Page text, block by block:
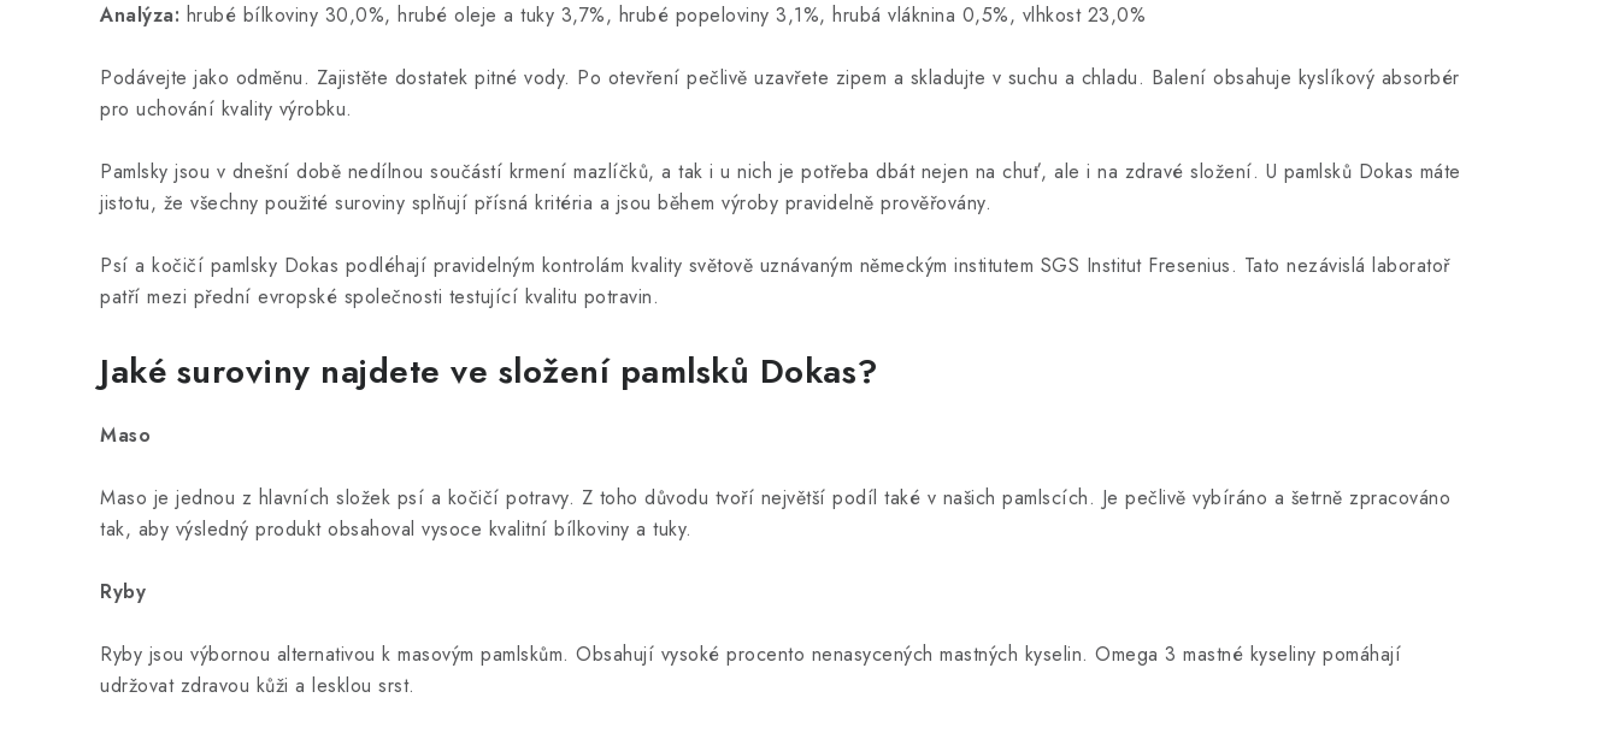
Analýza: hrubé bílkoviny 30,0%, hrubé oleje a tuky 3,7%, hrubé popeloviny 3,1%, hrubá vláknina 0,5%, vlhkost 23,0%
Podávejte jako odměnu. Zajistěte dostatek pitné vody. Po otevření pečlivě uzavřete zipem a skladujte v suchu a chladu. Balení obsahuje kyslíkový absorbér
pro uchování kvality výrobku.
Pamlsky jsou v dnešní době nedílnou součástí krmení mazlíčků, a tak i u nich je potřeba dbát nejen na chuť, ale i na zdravé složení. U pamlsků Dokas máte
jistotu, že všechny použité suroviny splňují přísná kritéria a jsou během výroby pravidelně prověřovány.
Psí a kočičí pamlsky Dokas podléhají pravidelným kontrolám kvality světově uznávaným německým institutem SGS Institut Fresenius. Tato nezávislá laboratoř
patří mezi přední evropské společnosti testující kvalitu potravin.
Jaké suroviny najdete ve složení pamlsků Dokas?
Maso
Maso je jednou z hlavních složek psí a kočičí potravy. Z toho důvodu tvoří největší podíl také v našich pamlscích. Je pečlivě vybíráno a šetrně zpracováno
tak, aby výsledný produkt obsahoval vysoce kvalitní bílkoviny a tuky.
Ryby
Ryby jsou výbornou alternativou k masovým pamlskům. Obsahují vysoké procento nenasycených mastných kyselin. Omega 3 mastné kyseliny pomáhají
udržovat zdravou kůži a lesklou srst.